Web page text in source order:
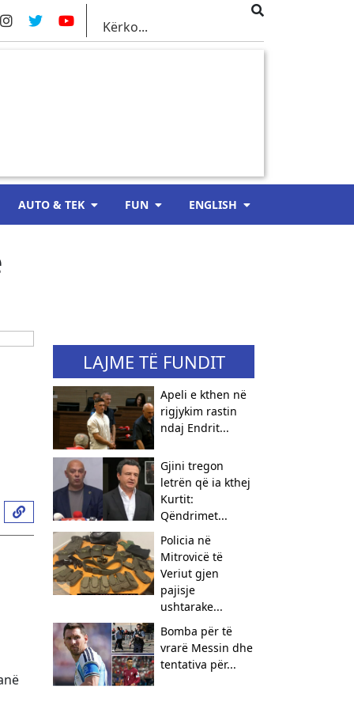
AUTO & TEK FUN ENGLISH
LAJME TË FUNDIT
Apeli e kthen në
rigjykim rastin
ndaj Endrit...
Gjini tregon
letrën që ia kthej
Kurtit:
Qëndrimet...
​Policia në
Mitrovicë të
Veriut gjen
pajisje
ushtarake...
Bomba për të
vrarë Messin dhe
tentativa për...